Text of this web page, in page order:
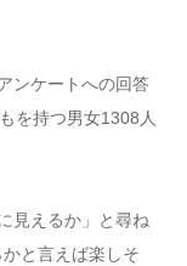
ンケートへの回答
を持つ男女1308人
見えるか」と尋ね
と言えば楽しそ